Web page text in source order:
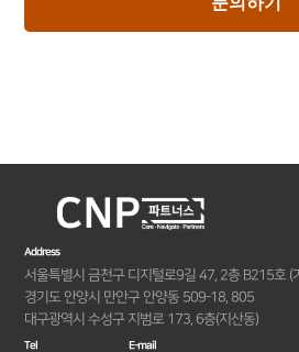
Address
서울특별시 금천구 디지털로9길 47, 2층 B215호 (
경기도 안양시 만안구 안양동 509-18, 805
대구광역시 수성구 지범로 173, 6층(지산동)
Tel E-mail